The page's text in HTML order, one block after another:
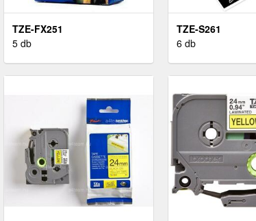
TZE-FX251
5 db
TZE-S261
6 db